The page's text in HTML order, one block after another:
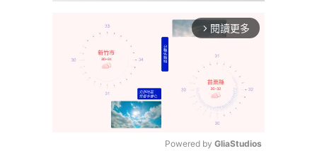
arrow_forward_ios 閱讀更多
Powered by GliaStudios